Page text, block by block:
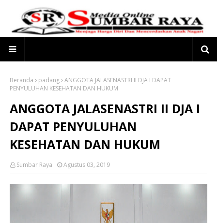
Beranda padang ANGGOTA JALASENASTRI II DJA I DAPAT
PENYULUHAN KESEHATAN DAN HUKUM
ANGGOTA JALASENASTRI II DJA I
DAPAT PENYULUHAN
KESEHATAN DAN HUKUM
Sumbar Raya Agustus 03, 2019